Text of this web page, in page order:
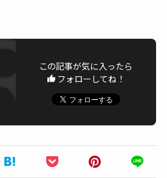
この記事が気に入ったら
フォローしてね！